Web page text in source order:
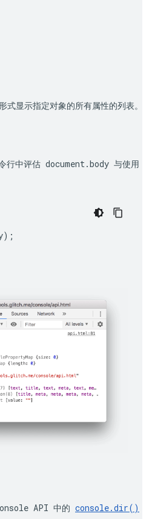
式显示指定对象的所有属性的列表
行中评估 document.body 与使用
);
API 中的 console.dir()